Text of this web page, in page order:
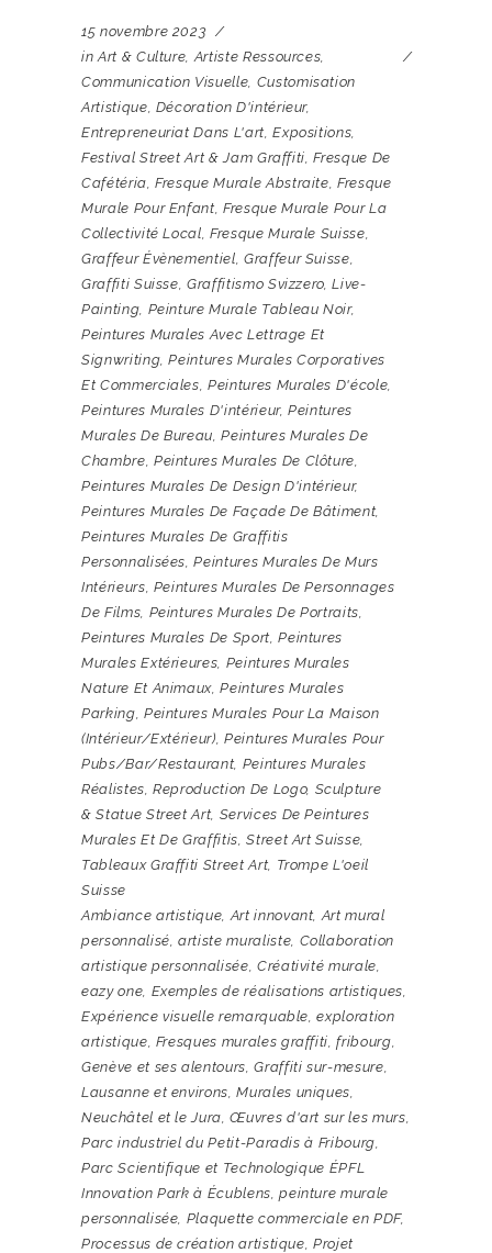
15 novembre 2023
in Art & Culture Artiste Ressources
Communication Visuelle Customisation
Artistique Décoration D'intérieur,
Entrepreneuriat Dans L'art ,Expositions
Festival Street Art & Jam Graffiti ,Fresque De
Cafétéria ,Fresque Murale Abstraite ,Fresque
Murale Pour Enfant ,Fresque Murale Pour La
Collectivité Local ,Fresque Murale Suisse
Graffeur Évènementiel Graffeur Suisse
Graffiti Suisse ,Graffitismo Svizzero ,Live-
Painting Peinture Murale Tableau Noir,
Peintures Murales Avec Lettrage Et
Signwriting ,Peintures Murales Corporatives
Et Commerciales ,Peintures Murales D'école
Peintures Murales D'intérieur,Peintures
Murales De Bureau ,Peintures Murales De
Chambre Peintures Murales De Clôture
Peintures Murales De Design D'intérieur,
Peintures Murales De Façade De Bâtiment
Peintures Murales De Graffitis
Personnalisées ,Peintures Murales De Murs
Intérieurs Peintures Murales De Personnages
De Films Peintures Murales De Portraits
Peintures Murales De Sport ,Peintures
Murales Extérieures Peintures Murales
Nature Et Animaux ,Peintures Murales
Parking Peintures Murales Pour La Maison
(intérieur/extérieur) Peintures Murales Pour
Pubs/bar/restaurant Peintures Murales
Réalistes ,Reproduction De Logo, Sculpture
& Statue Street Art Services De Peintures
Murales Et De Graffitis ,Street Art Suisse
Tableaux Graffiti Street Art Trompe L'oeil
Suisse
Ambiance artistique Art innovant Art mural
personnalisé ,artiste muraliste Collaboration
artistique personnalisée Créativité murale
eazy one Exemples de réalisations artistiques
Expérience visuelle remarquable ,exploration
artistique Fresques murales graffiti ,fribourg
Genève et ses alentours ,Graffiti sur-mesure
Lausanne et environs ,Murales uniques
Neuchâtel et le Jura ,Œuvres d'art sur les murs
Parc industriel du Petit-Paradis à Fribourg
Parc Scientifique et Technologique ÉPFL
Innovation Park à Écublens ,peinture murale
personnalisée Plaquette commerciale en PDF,
Processus de création artistique ,Projet